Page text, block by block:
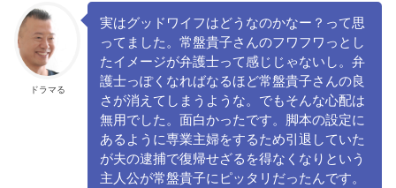
ドラマる
実はグッドワイフはどうなのかなー？って思
ってました。常盤貴子さんのフワフワっとし
たイメージが弁護士って感じじゃないし。弁
護士っぽくなればなるほど常盤貴子さんの良
さが消えてしまうような。でもそんな心配は
無用でした。面白かったです。脚本の設定に
あるように専業主婦をするため引退していた
が夫の逮捕で復帰せざるを得なくなりという
主人公が常盤貴子にピッタリだったんです。